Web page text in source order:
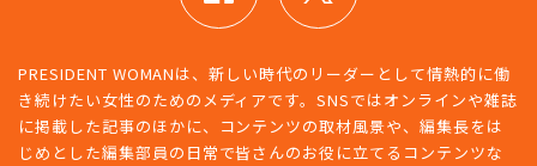
PRESIDENT WOMANは、新しい時代のリーダーとして情熱的に働
き続けたい女性のためのメディアです。SNSではオンラインや雑誌
に掲載した記事のほかに、コンテンツの取材風景や、編集長をは
じめとした編集部員の日常で皆さんのお役に立てるコンテンツな